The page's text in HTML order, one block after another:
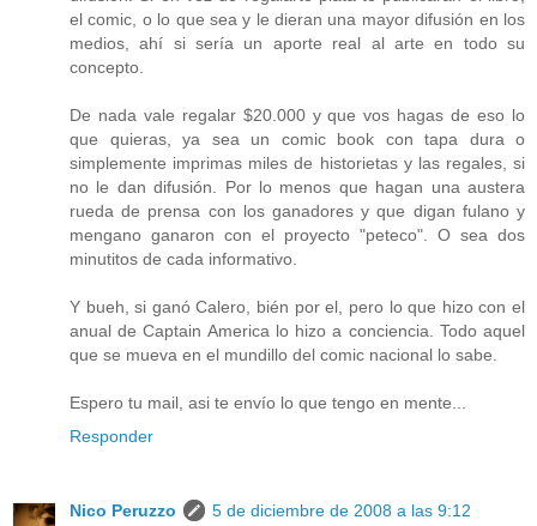
el comic, o lo que sea y le dieran una mayor difusión en los
medios, ahí si sería un aporte real al arte en todo su
concepto.
De nada vale regalar $20.000 y que vos hagas de eso lo
que quieras, ya sea un comic book con tapa dura o
simplemente imprimas miles de historietas y las regales, si
no le dan difusión. Por lo menos que hagan una austera
rueda de prensa con los ganadores y que digan fulano y
mengano ganaron con el proyecto "peteco". O sea dos
minutitos de cada informativo.
Y bueh, si ganó Calero, bién por el, pero lo que hizo con el
anual de Captain America lo hizo a conciencia. Todo aquel
que se mueva en el mundillo del comic nacional lo sabe.
Espero tu mail, asi te envío lo que tengo en mente...
Responder
Nico Peruzzo
5 de diciembre de 2008 a las 9:12